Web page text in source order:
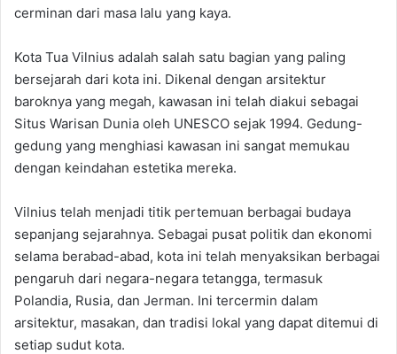
cerminan dari masa lalu yang kaya.
Kota Tua Vilnius adalah salah satu bagian yang paling
bersejarah dari kota ini. Dikenal dengan arsitektur
baroknya yang megah, kawasan ini telah diakui sebagai
Situs Warisan Dunia oleh UNESCO sejak 1994. Gedung-
gedung yang menghiasi kawasan ini sangat memukau
dengan keindahan estetika mereka.
Vilnius telah menjadi titik pertemuan berbagai budaya
sepanjang sejarahnya. Sebagai pusat politik dan ekonomi
selama berabad-abad, kota ini telah menyaksikan berbagai
pengaruh dari negara-negara tetangga, termasuk
Polandia, Rusia, dan Jerman. Ini tercermin dalam
arsitektur, masakan, dan tradisi lokal yang dapat ditemui di
setiap sudut kota.